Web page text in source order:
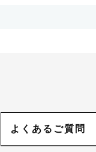
よくあるご質問